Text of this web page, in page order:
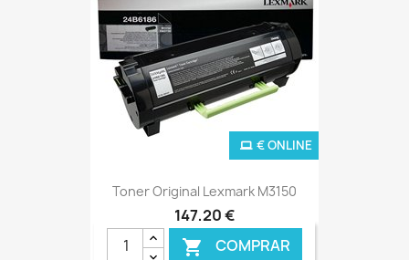
Toner Original Lexmark M3150
147,20 €
 COMPRAR
€ ONLINE